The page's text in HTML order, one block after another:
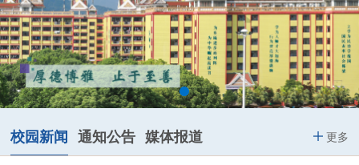
校园新闻 通知公告 媒体报道 更多